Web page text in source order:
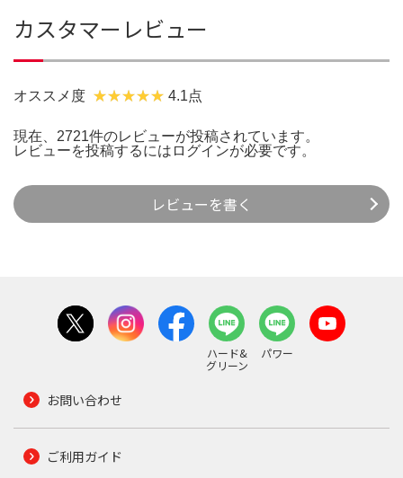
カスタマーレビュー
オススメ度 4.1点
現在、2721件のレビューが投稿されています。
レビューを投稿するには ログインが必要です。
レビューを書く
ハード&
グリーン
パワー
お問い合わせ
ご利用ガイド